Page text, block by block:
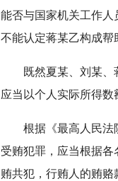
能否与国家机关工作
不能认定蒋某乙构成帮
既然夏某、刘某、蒋
应当以个人实际所得数
根据《最高人民法院
受贿犯罪，应当根据
贿共犯，行贿人的贿